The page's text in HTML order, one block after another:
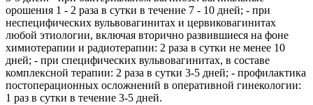
орошения 1 - 2 раза в сутки в течение 7 - 10 дней; - при
неспецифических вульвовагинитах и цервиковагинитах
любой этиологии, включая вторично развившиеся на фоне
химиотерапии и радиотерапии: 2 раза в сутки не менее 10
дней; - при специфических вульвовагинитах, в составе
комплексной терапии: 2 раза в сутки 3-5 дней; - профилактика
постоперационных осложнений в оперативной гинекологии:
1 раз в сутки в течение 3-5 дней.